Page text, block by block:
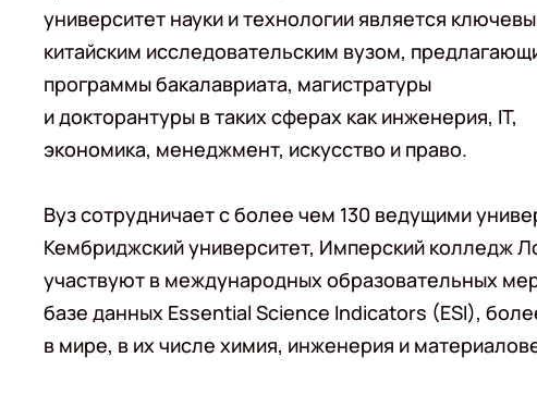
университет науки и технологии является
китайским исследовательским вузом,
программы бакалавриата, магистратуры
и докторантуры в таких сферах как инженерия, IT,
экономика, менеджмент, искусство и право.
Вуз сотрудничает с более чем 130 ведущими
Кембриджский университет, Имперский колледж
участвуют в международных образовательных
базе данных Essential Science Indicators (ESI),
в мире, в их числе химия, инженерия и